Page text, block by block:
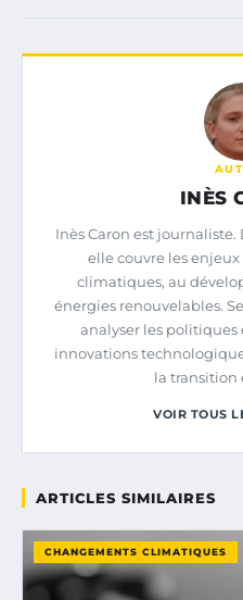
INÈS
Inès Caron est
elle couvre les
climatiques, au
énergies renouvelables.
analyser les
innovations
la transition
VOIR TOUS
ARTICLES SIMILAIRES
CHANGEMENTS CLIMATIQUES